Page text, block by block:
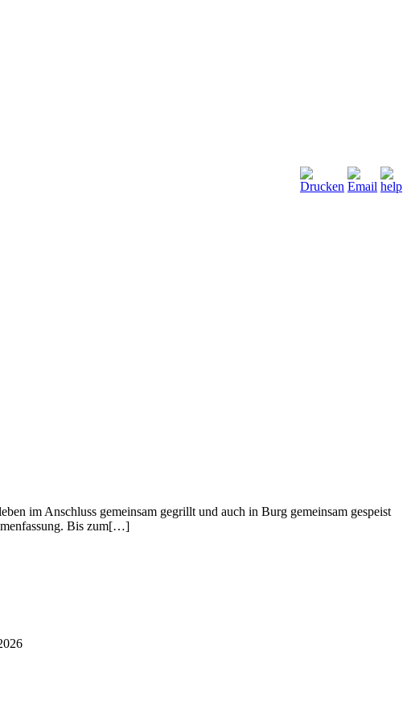
im Anschluss gemeinsam gegrillt und auch in Burg gemeinsam gespeist
Bis zum[…]